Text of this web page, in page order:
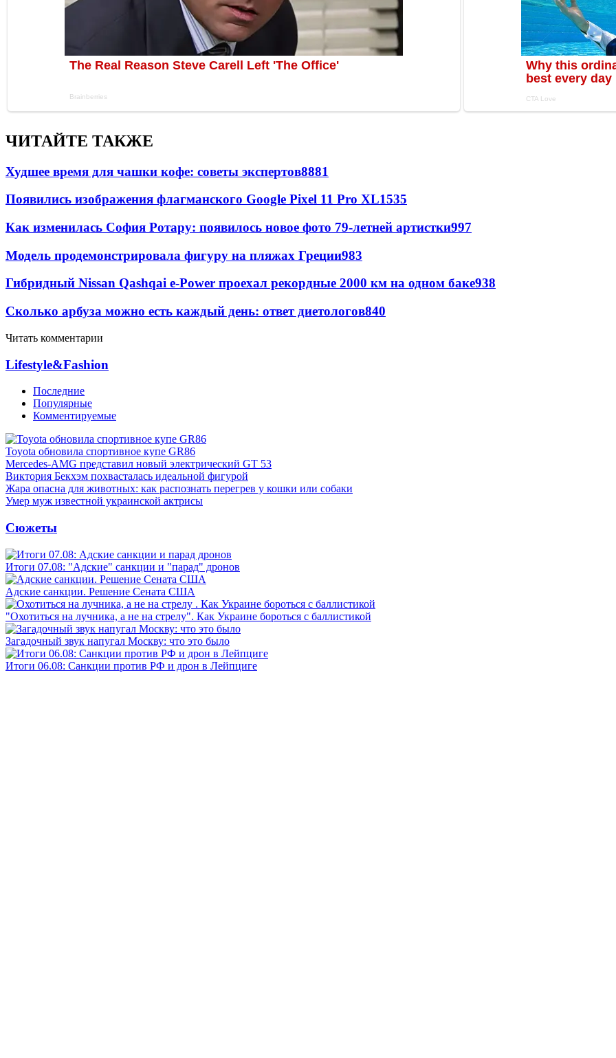
ЧИТАЙТЕ ТАКЖЕ
Худшее время для чашки кофе: советы экспертов8881
Появились изображения флагманского Google Pixel 11 Pro XL1535
Как изменилась София Ротару: появилось новое фото 79-летней артистки997
Модель продемонстрировала фигуру на пляжах Греции983
Гибридный Nissan Qashqai e-Power проехал рекордные 2000 км на одном баке938
Сколько арбуза можно есть каждый день: ответ диетологов840
Читать комментарии
Lifestyle&Fashion
Последние
Популярные
Комментируемые
Toyota обновила спортивное купе GR86
Mercedes-AMG представил новый электрический GT 53
Виктория Бекхэм похвасталась идеальной фигурой
Жара опасна для животных: как распознать перегрев у кошки или собаки
Умер муж известной украинской актрисы
Сюжеты
Итоги 07.08: "Адские" санкции и "парад" дронов
Адские санкции. Решение Сената США
"Охотиться на лучника, а не на стрелу". Как Украине бороться с баллистикой
Загадочный звук напугал Москву: что это было
Итоги 06.08: Санкции против РФ и дрон в Лейпциге